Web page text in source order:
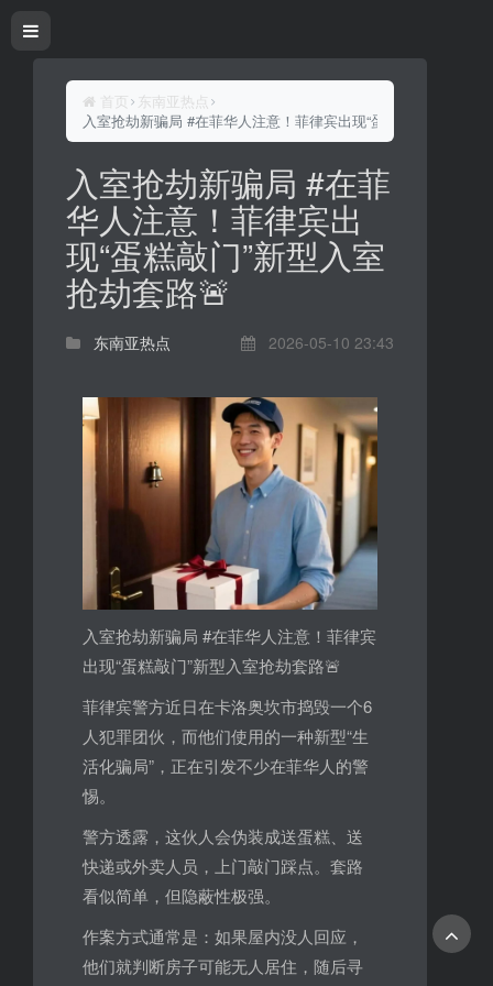
首页
东南亚热点
入室抢劫新骗局 #在菲华人注意！菲律宾出现“蛋糕敲门”新型入
入室抢劫新骗局 #在菲
华人注意！菲律宾出
现“蛋糕敲门”新型入室
抢劫套路🚨
东南亚热点 2026-05-10 23:43
入室抢劫新骗局 #在菲华人注意！菲律宾
出现“蛋糕敲门”新型入室抢劫套路🚨
菲律宾警方近日在卡洛奥坎市捣毁一个6
人犯罪团伙，而他们使用的一种新型“生
活化骗局”，正在引发不少在菲华人的警
惕。
警方透露，这伙人会伪装成送蛋糕、送
快递或外卖人员，上门敲门踩点。套路
看似简单，但隐蔽性极强。
作案方式通常是：如果屋内没人回应，
他们就判断房子可能无人居住，随后寻